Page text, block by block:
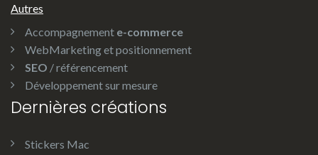
Autres
Accompagnement e-commerce
WebMarketing et positionnement
SEO / référencement
Développement sur mesure
Dernières créations
Stickers Mac